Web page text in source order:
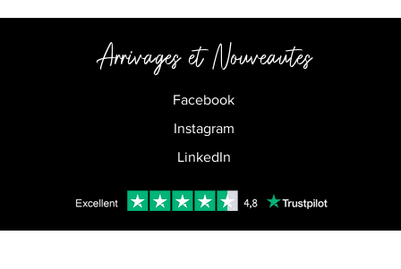
Arrivages etNouveautes
Facebook
Instagram
LinkedIn